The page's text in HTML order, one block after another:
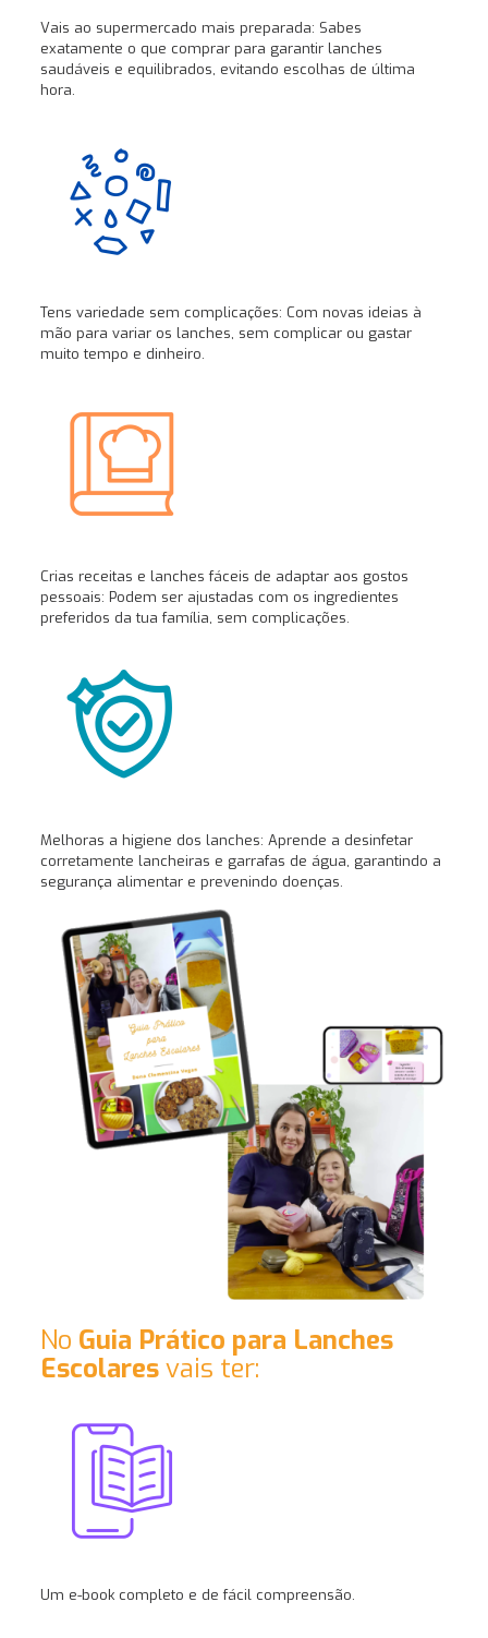
Vais ao supermercado mais preparada: Sabes
exatamente o que comprar para garantir lanches
saudáveis e equilibrados, evitando escolhas de última
hora.
Tens variedade sem complicações: Com novas ideias à
mão para variar os lanches, sem complicar ou gastar
muito tempo e dinheiro.
Crias receitas e lanches fáceis de adaptar aos gostos
pessoais: Podem ser ajustadas com os ingredientes
preferidos da tua família, sem complicações.
Melhoras a higiene dos lanches: Aprende a desinfetar
corretamente lancheiras e garrafas de água, garantindo a
segurança alimentar e prevenindo doenças.
No Guia Prático para Lanches
Escolaresvais ter:
Um e-book completo e de fácil compreensão.